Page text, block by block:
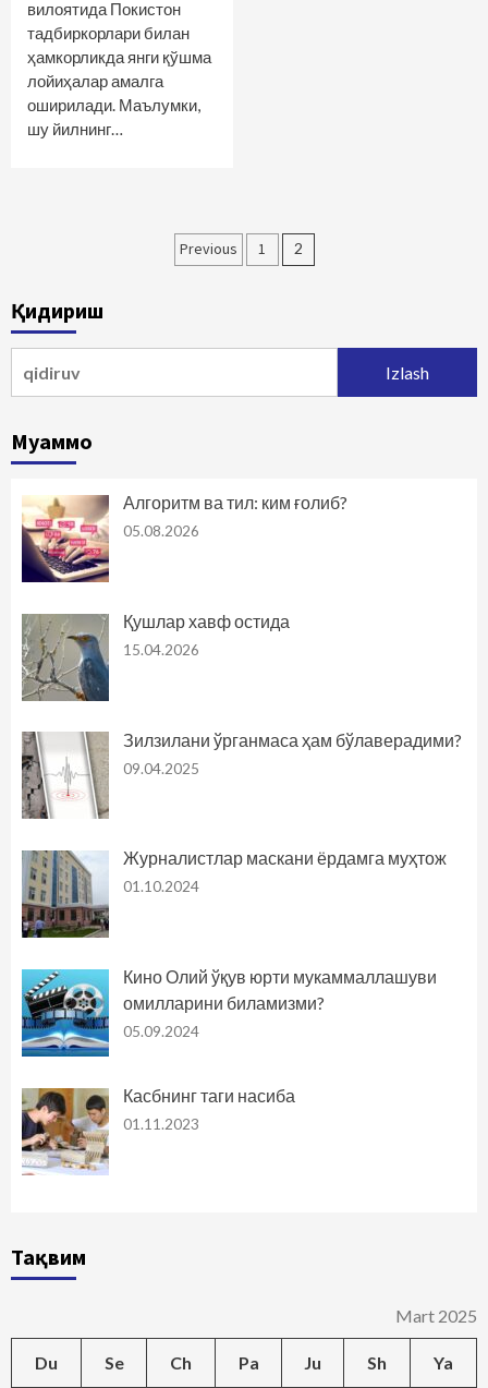
вилоятида Покистон
тадбиркорлари билан
ҳамкорликда янги қўшма
лойиҳалар амалга
оширилади. Маълумки,
шу йилнинг…
Maqolalar
Previous 1 2
Қидириш
Муаммо
Алгоритм ва тил: ким ғолиб?
05.08.2026
Қушлар хавф остида
15.04.2026
Зилзилани ўрганмаса ҳам бўлаверадими?
09.04.2025
Журналистлар маскани ёрдамга муҳтож
01.10.2024
Кино Олий ўқув юрти мукаммаллашуви
омилларини биламизми?
05.09.2024
Касбнинг таги насиба
01.11.2023
Тақвим
Mart 2025
Du Se Ch Pa Ju Sh Ya